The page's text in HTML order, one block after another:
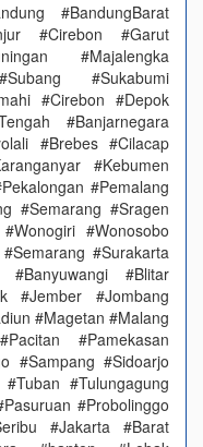
#BandungBarat
#Cirebon #Garut
#Majalengka
#Sukabumi
#Cirebon #Depok
#Banjarnegara
#Brebes #Cilacap
#Kebumen
#Pemalang
#Semarang #Sragen
#Wonosobo
#Surakarta
#Banyuwangi #Blitar
#Jember #Jombang
#Magetan #Malang
#Pamekasan
#Sampang #Sidoarjo
#Tulungagung
#Probolinggo
#Jakarta #Barat